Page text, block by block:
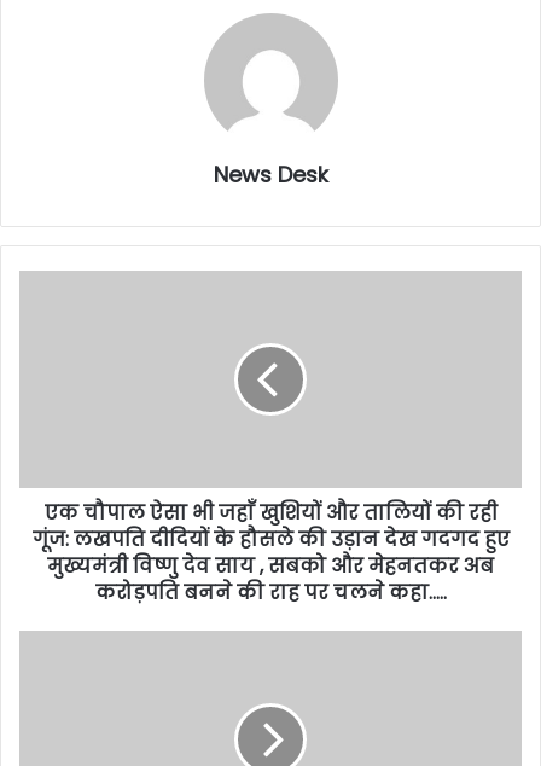
News Desk
एक चौपाल ऐसा भी जहाँ खुशियों और तालियों की रही
गूंज: लखपति दीदियों के हौसले की उड़ान देख गदगद हुए
मुख्यमंत्री विष्णु देव साय , सबको और मेहनतकर अब
करोड़पति बनने की राह पर चलने कहा…..